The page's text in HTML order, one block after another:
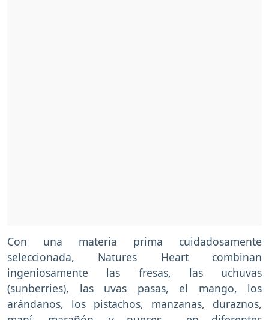
Con una materia prima cuidadosamente
seleccionada, Natures Heart combinan
ingeniosamente las fresas, las uchuvas
(sunberries), las uvas pasas, el mango, los
arándanos, los pistachos, manzanas, duraznos,